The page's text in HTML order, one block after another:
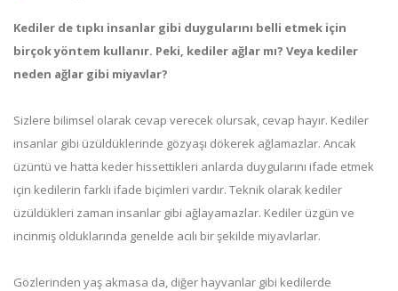
Kediler de tıpkı insanlar gibi duygularını belli etmek için
birçok yöntem kullanır. Peki, kediler ağlar mı? Veya kediler
neden ağlar gibi miyavlar?
Sizlere bilimsel olarak cevap verecek olursak, cevap hayır. Kediler
insanlar gibi üzüldüklerinde gözyaşı dökerek ağlamazlar. Ancak
üzüntü ve hatta keder hissettikleri anlarda duygularını ifade etmek
için kedilerin farklı ifade biçimleri vardır. Teknik olarak kediler
üzüldükleri zaman insanlar gibi ağlayamazlar. Kediler üzgün ve
incinmiş olduklarında genelde acılı bir şekilde miyavlarlar.
Gözlerinden yaş akmasa da, diğer hayvanlar gibi kedilerde